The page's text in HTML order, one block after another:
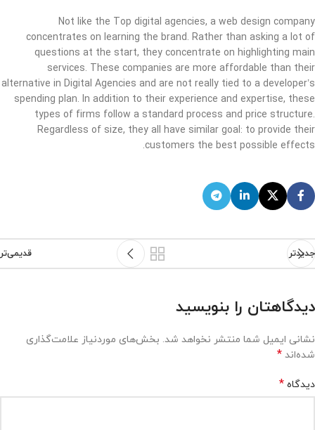
Not like the Top digital agencies, a web design company
concentrates on learning the brand. Rather than asking a lot of
questions at the start, they concentrate on highlighting main
services. These companies are more affordable than their
alternative in Digital Agencies and are not really tied to a developer’s
spending plan. In addition to their experience and expertise, these
types of firms follow a standard process and price structure.
Regardless of size, they all have similar goal: to provide their
customers the best possible effects.
جدیدتر قدیمی‌تر
دیدگاهتان را بنویسید
نشانی ایمیل شما منتشر نخواهد شد. بخش‌های موردنیاز علامت‌گذاری
شده‌اند *
دیدگاه *